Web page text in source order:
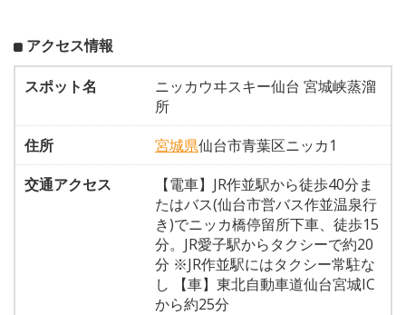
アクセス情報
スポット名
ニッカウヰスキー仙台 宮城峡蒸溜
所
住所
宮城県仙台市青葉区ニッカ1
交通アクセス
【電車】JR作並駅から徒歩40分ま
たはバス(仙台市営バス作並温泉行
き)でニッカ橋停留所下車、徒歩15
分。JR愛子駅からタクシーで約20
分 ※JR作並駅にはタクシー常駐な
し 【車】東北自動車道仙台宮城IC
から約25分